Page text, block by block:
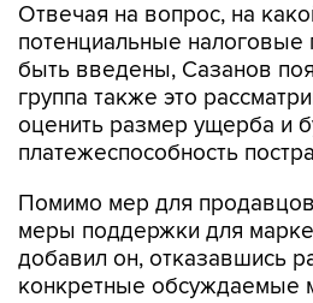
Отвечая на вопрос, на
потенциальные налоговые
быть введены, Сазанов
группа также это
оценить размер ущерба и
платежеспособность
Помимо мер для
меры поддержки для
добавил он, отказавшись
конкретные обсуждаемые